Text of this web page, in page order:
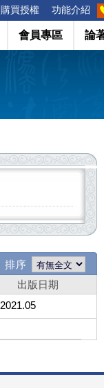
購買授權 功能介紹
會員專區 論
排序
出版日期
2021.05